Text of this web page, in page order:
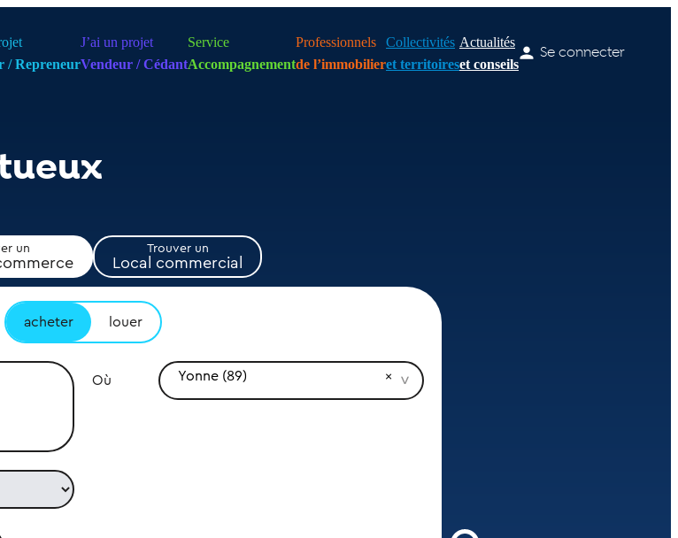
/ Repreneur
J’ai un projet
Vendeur / Cédant
Service
Accompagnement
Professionnels
de l’immobilier
Collectivités
et territoires
Actualités
et conseils
Se connecter
un Trouver un
Local commercial
acheter louer
Où Yonne (89)